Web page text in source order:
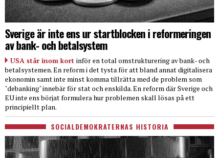
Sverige är inte ens ur startblocken i reformeringen
av bank- och betalsystem
USA står inom kort inför en total omstrukturering av bank- och
betalsystemen. En reform i det tysta för att bland annat digitalisera
ekonomin samt inte minst komma tillrätta med de problem som
"debanking" innebär för stat och enskilda. En reform där Sverige och
EU inte ens börjat formulera hur problemen skall lösas på ett
principiellt plan.
SOCIALDEMOKRATERNAS HISTORIA